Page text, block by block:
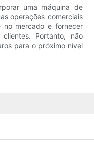
uma máquina de
operações comerciais
mercado e fornecer
Portanto, não
para o próximo nível